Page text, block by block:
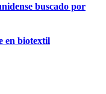
buscado por
en biotextil